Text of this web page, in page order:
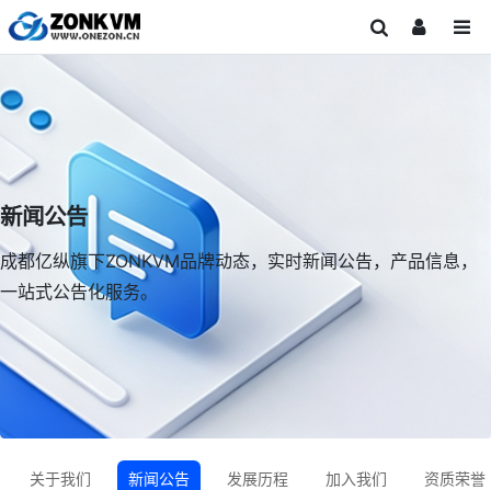
新闻公告
成都亿纵旗下ZONKVM品牌动态，实时新闻公告，产品信息，
一站式公告化服务。
关于我们 新闻公告 发展历程 加入我们 资质荣誉